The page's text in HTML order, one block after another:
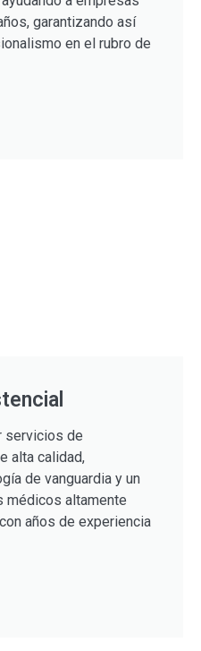
garantizando así
en el rubro de
servicios de
alta calidad,
de vanguardia y un
médicos altamente
años de experiencia